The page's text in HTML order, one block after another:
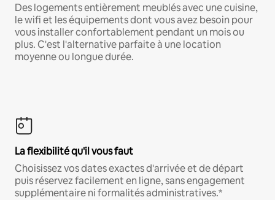
Des logements entièrement meublés avec une cuisine,
le wifi et les équipements dont vous avez besoin pour
vous installer confortablement pendant un mois ou
plus. C'est l'alternative parfaite à une location
moyenne ou longue durée.
La flexibilité qu'il vous faut
Choisissez vos dates exactes d'arrivée et de départ
puis réservez facilement en ligne, sans engagement
supplémentaire ni formalités administratives.*